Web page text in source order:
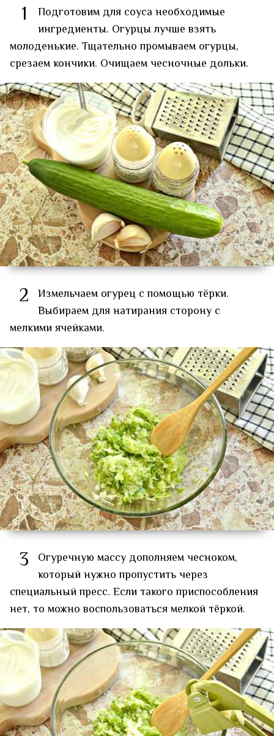
1
Подготовим для соуса необходимые
ингредиенты. Огурцы лучше взять
молоденькие. Тщательно промываем огурцы,
срезаем кончики. Очищаем чесночные дольки.
2 Измельчаем огурец с помощью тёрки.
Выбираем для натирания сторону с
мелкими ячейками.
3
Огуречную массу дополняем чесноком,
который нужно пропустить через
специальный пресс. Если такого приспособления
нет, то можно воспользоваться мелкой тёркой.